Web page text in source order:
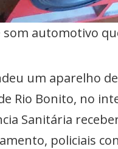
automotivo
um aparelho
Rio Bonito, no
Sanitária
policiais